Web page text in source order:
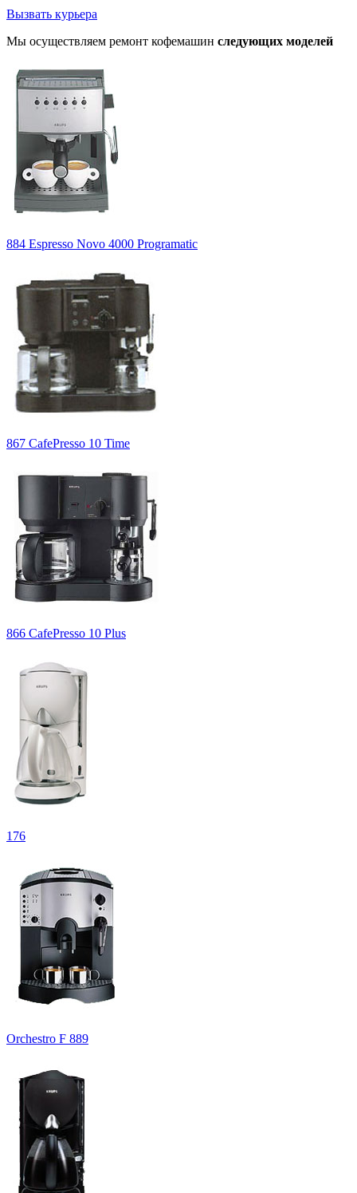
Вызвать курьера
Мы осуществляем ремонт кофемашин следующих моделей
884 Espresso Novo 4000 Programatic
867 CafePresso 10 Time
866 CafePresso 10 Plus
176
Orchestro F 889